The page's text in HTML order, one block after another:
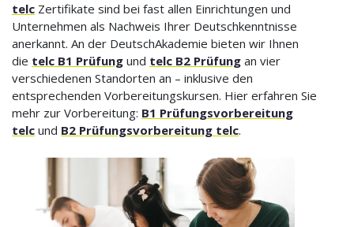
telc Zertifikate sind bei fast allen Einrichtungen und
Unternehmen als Nachweis Ihrer Deutschkenntnisse
anerkannt. An der DeutschAkademie bieten wir Ihnen
die telc B1 Prüfung und telc B2 Prüfung an vier
verschiedenen Standorten an – inklusive den
entsprechenden Vorbereitungskursen. Hier erfahren Sie
mehr zur Vorbereitung: B1 Prüfungsvorbereitung
telc und B2 Prüfungsvorbereitung telc.